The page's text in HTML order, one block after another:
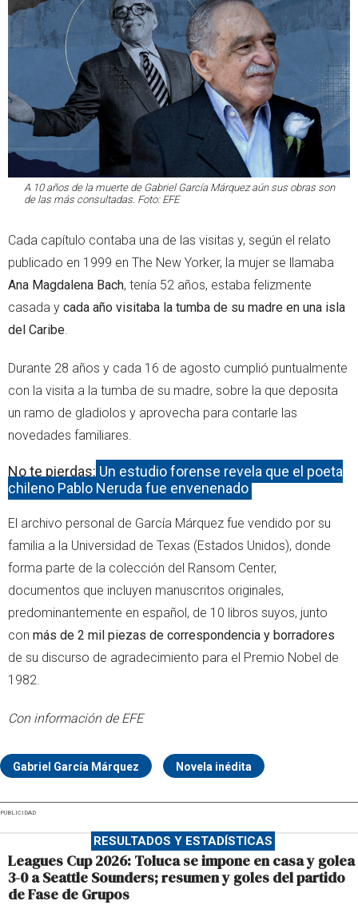
A 10 años de la muerte de Gabriel García Márquez aún sus obras son
de las más consultadas. Foto: EFE
Cada capítulo contaba una de las visitas y, según el relato
publicado en 1999 en The New Yorker, la mujer se llamaba
Ana Magdalena Bach, tenía 52 años, estaba felizmente
casada y cada año visitaba la tumba de su madre en una isla
del Caribe.
Durante 28 años y cada 16 de agosto cumplió puntualmente
con la visita a la tumba de su madre, sobre la que deposita
un ramo de gladiolos y aprovecha para contarle las
novedades familiares.
No te pierdas: Un estudio forense revela que el poeta
chileno Pablo Neruda fue envenenado
El archivo personal de García Márquez fue vendido por su
familia a la Universidad de Texas (Estados Unidos), donde
forma parte de la colección del Ransom Center,
documentos que incluyen manuscritos originales,
predominantemente en español, de 10 libros suyos, junto
con más de 2 mil piezas de correspondencia y borradores
de su discurso de agradecimiento para el Premio Nobel de
1982.
Con información de EFE
Gabriel García Márquez Novela inédita
PUBLICIDAD
RESULTADOS Y ESTADÍSTICAS
Leagues Cup 2026: Toluca se impone en casa y golea
3-0 a Seattle Sounders; resumen y goles del partido
de Fase de Grupos